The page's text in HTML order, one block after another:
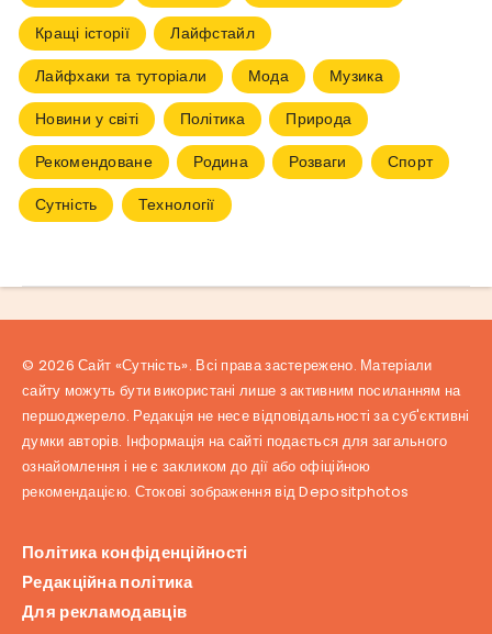
Кращі історії
Лайфстайл
Лайфхаки та туторіали
Мода
Музика
Новини у світі
Політика
Природа
Рекомендоване
Родина Розваги
Спорт
Сутність
Технології
© 2026 Сайт «Сутність». Всі права застережено. Матеріали
сайту можуть бути використані лише з активним посиланням на
першоджерело. Редакція не несе відповідальності за суб'єктивні
думки авторів. Інформація на сайті подається для загального
ознайомлення і не є закликом до дії або офіційною
рекомендацією. Стокові зображення відDepositphotos
Політика конфіденційності
Редакційна політика
Для рекламодавців